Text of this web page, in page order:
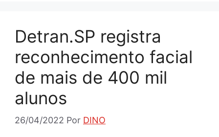
Detran.SP registra
reconhecimento facial
de mais de 400 mil
alunos
26/04/2022 Por DINO